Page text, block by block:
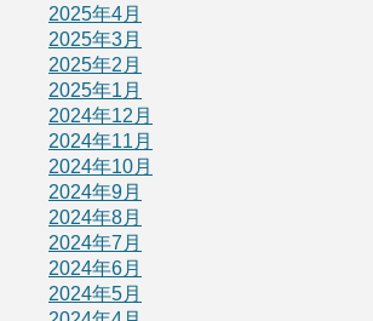
2025年4月
2025年3月
2025年2月
2025年1月
2024年12月
2024年11月
2024年10月
2024年9月
2024年8月
2024年7月
2024年6月
2024年5月